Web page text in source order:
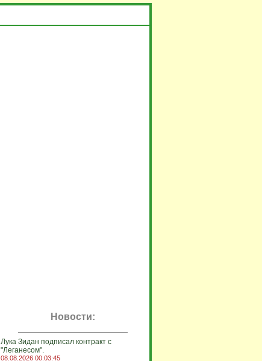
Новости:
Лука Зидан подписал контракт с
"Леганесом".
08.08.2026 00:03:45